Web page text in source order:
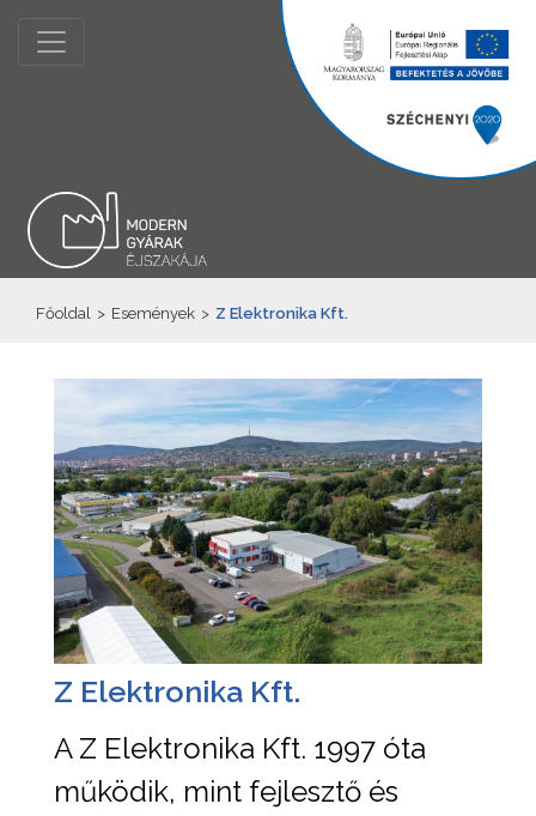
Főoldal > Események > Z Elektronika Kft.
Z Elektronika Kft.
A Z Elektronika Kft. 1997 óta
működik, mint fejlesztő és